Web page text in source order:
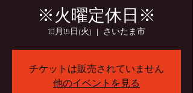
※火曜定休日※
10月15日(火)
  |
さいたま市
チケットは販売されていません
他のイベントを見る